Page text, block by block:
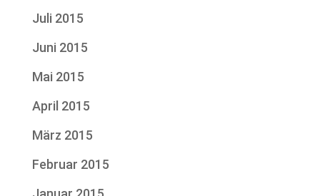
Juli 2015
Juni 2015
Mai 2015
April 2015
März 2015
Februar 2015